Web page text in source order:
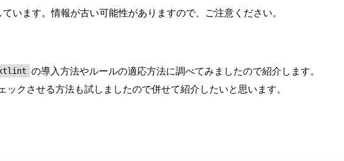
います。情報が古い可能性がありますので、ご注意ください。
の導入方法やルールの適応方法に調べてみましたので紹介します。
ックさせる方法も試しましたので併せて紹介したいと思います。